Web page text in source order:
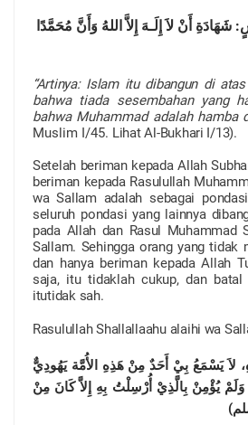
أَنْ لاَ إِلَـهَ إِلاَّ اللهُ وَأَنَّ مُحَمَّدًا
“Artinya: Islam itu dibangun di
bahwa tiada sesembahan yang
bahwa Muhammad adalah hamba
Muslim I/45. Lihat Al-Bukhari I/13).
Setelah beriman kepada Allah
beriman kepada Rasulullah
wa Sallam adalah sebagai
seluruh pondasi yang lainnya
pada Allah dan Rasul Muhammad
Sallam. Sehingga orang yang tidak
dan hanya beriman kepada Allah
saja, itu tidaklah cukup, dan batal
itutidak sah.
Rasulullah Shallallaahu alaihi wa
لاَ يَسْمَعُ بِيْ أَحَدٌ مِنْ هَذِهِ الأُمَّة يَهُودِيٌّ
يُؤْمِنْ بِالَّذِيْ أُرْسِلْتُ بِهِ إِلاَّ كَانَ مِنْ